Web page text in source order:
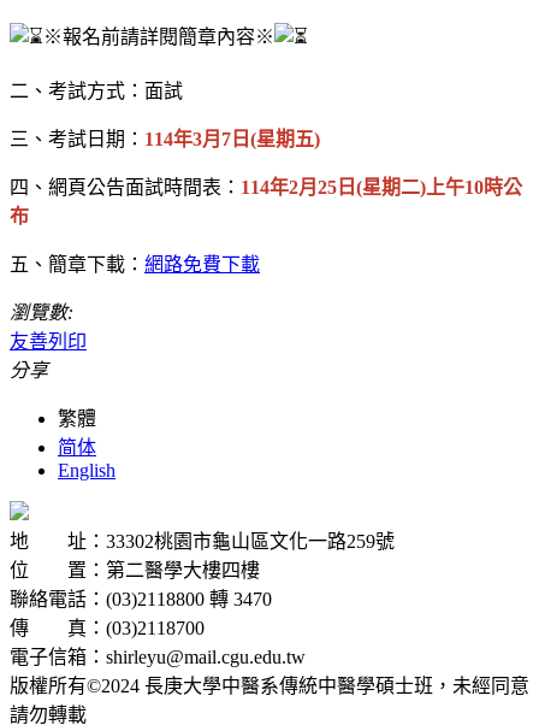
※報名前請詳閱簡章內容※
二、考試方式：面試
三、考試日期： 114年3月7日(星期五)
四、網頁公告面試時間表： 114年2月25日(星期二)上午10時公
布
五、簡章下載： 網路免費下載
瀏覽數:
友善列印
分享
繁體
简体
English
地 址：33302桃園市龜山區文化一路259號
位 置：第二醫學大樓四樓
聯絡電話：(03)2118800 轉 3470
傳 真：(03)2118700
電子信箱：shirleyu@mail.cgu.edu.tw
版權所有©2024 長庚大學中醫系傳統中醫學碩士班，未經同意
請勿轉載